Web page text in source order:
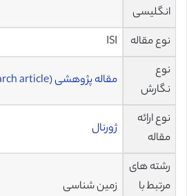
انگلیسی
نوع مقاله
ISI
نوع
نگارش
مقاله پژوهشی (Research article)
نوع ارائه
مقاله
ژورنال
رشته های
مرتبط با
زمین شناسی